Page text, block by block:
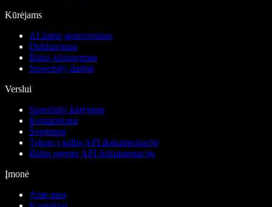
Kūrėjams
AI balsų generavimas
Dubliavimas
Balso klonavimas
Speechify darbui
Verslui
Speechify kūrėjams
Komandoms
Švietimui
Teksto į kalbą API dokumentacija
Balso agentų API dokumentacija
Įmonė
Apie mus